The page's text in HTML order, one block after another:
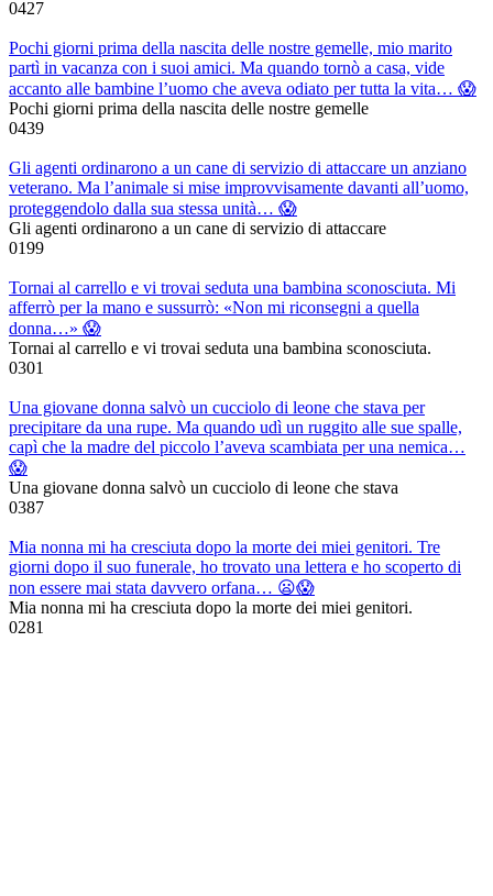
0427
Pochi giorni prima della nascita delle nostre gemelle, mio marito
partì in vacanza con i suoi amici. Ma quando tornò a casa, vide
accanto alle bambine l’uomo che aveva odiato per tutta la vita… 😱
Pochi giorni prima della nascita delle nostre gemelle
0439
Gli agenti ordinarono a un cane di servizio di attaccare un anziano
veterano. Ma l’animale si mise improvvisamente davanti all’uomo,
proteggendolo dalla sua stessa unità… 😱
Gli agenti ordinarono a un cane di servizio di attaccare
0199
Tornai al carrello e vi trovai seduta una bambina sconosciuta. Mi
afferrò per la mano e sussurrò: «Non mi riconsegni a quella
donna…» 😱
Tornai al carrello e vi trovai seduta una bambina sconosciuta.
0301
Una giovane donna salvò un cucciolo di leone che stava per
precipitare da una rupe. Ma quando udì un ruggito alle sue spalle,
capì che la madre del piccolo l’aveva scambiata per una nemica…
😱
Una giovane donna salvò un cucciolo di leone che stava
0387
Mia nonna mi ha cresciuta dopo la morte dei miei genitori. Tre
giorni dopo il suo funerale, ho trovato una lettera e ho scoperto di
non essere mai stata davvero orfana… 😦😱
Mia nonna mi ha cresciuta dopo la morte dei miei genitori.
0281